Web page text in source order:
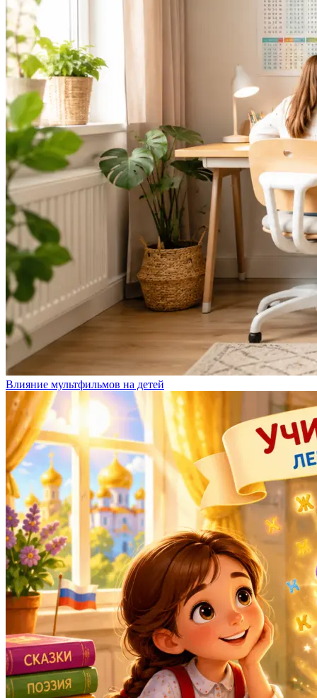
Влияние мультфильмов на детей